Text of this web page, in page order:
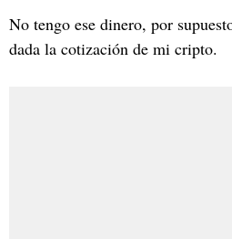
No tengo ese dinero, por
dada la cotización de mi cripto.